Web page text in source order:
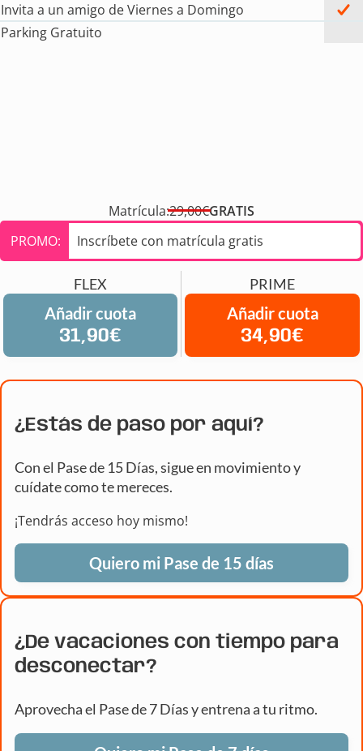
Invita a un amigo de Viernes a Domingo
Parking Gratuito
Matrícula:29,00€GRATIS
PROMO:
Inscríbete con matrícula gratis
FLEX
Añadir cuota
31,90€
PRIME
Añadir cuota
34,90€
¿Estás de paso por aquí?
Con el Pase de 15 Días, sigue en movimiento y
cuídate como te mereces.
¡Tendrás acceso hoy mismo!
Quiero mi Pase de 15 días
¿De vacaciones con tiempo para
desconectar?
Aprovecha el Pase de 7 Días y entrena a tu ritmo.